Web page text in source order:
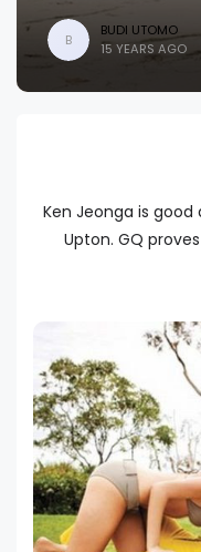
B
BUDI UTOMO
15 YEARS AGO
Ken Jeonga is
Upton. GQ